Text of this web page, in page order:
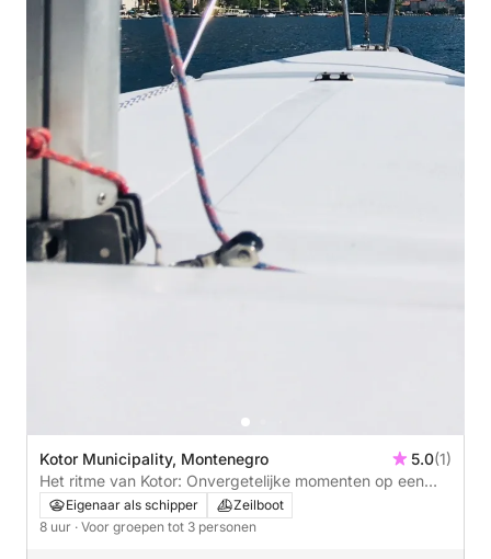
Kotor Municipality, Montenegro 5.0(1)
Het ritme van Kotor: Onvergetelijke momenten op een
zeilboot
Eigenaar als schipper
Zeilboot
8 uur · Voor groepen tot 3 personen